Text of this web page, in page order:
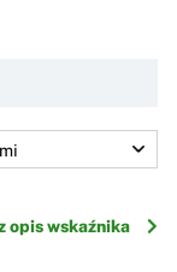
opis wskaźnika